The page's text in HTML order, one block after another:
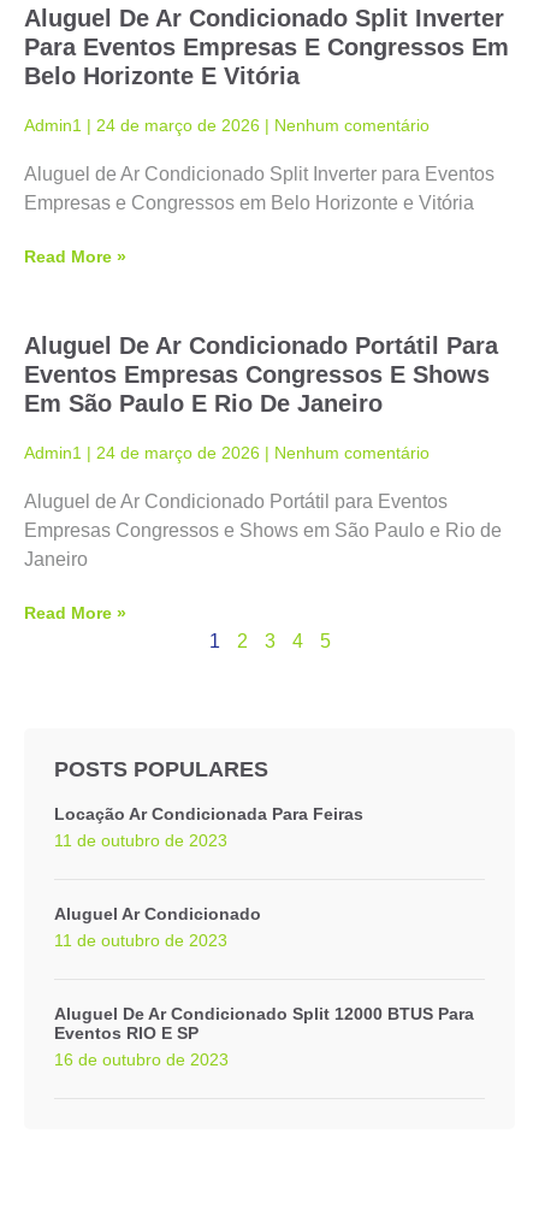
Aluguel De Ar Condicionado Split Inverter
Para Eventos Empresas E Congressos Em
Belo Horizonte E Vitória
Admin1 24 de março de 2026 Nenhum comentário
Aluguel de Ar Condicionado Split Inverter para Eventos
Empresas e Congressos em Belo Horizonte e Vitória
Read More »
Aluguel De Ar Condicionado Portátil Para
Eventos Empresas Congressos E Shows
Em São Paulo E Rio De Janeiro
Admin1 24 de março de 2026 Nenhum comentário
Aluguel de Ar Condicionado Portátil para Eventos
Empresas Congressos e Shows em São Paulo e Rio de
Janeiro
Read More »
1 2 3 4 5
POSTS POPULARES
Locação Ar Condicionada Para Feiras
11 de outubro de 2023
Aluguel Ar Condicionado
11 de outubro de 2023
Aluguel De Ar Condicionado Split 12000 BTUS Para
Eventos RIO E SP
16 de outubro de 2023